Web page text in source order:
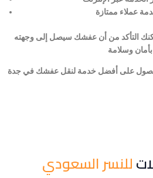
التأكد من أن عفشك سيصل إلى وجهته
للنسر السعودي